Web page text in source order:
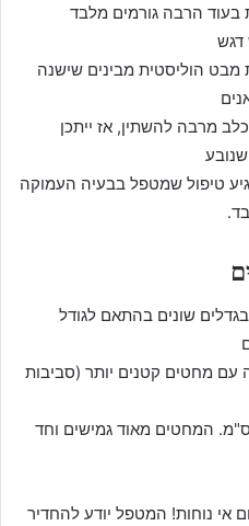
הרבה גורמים מלבד
דגש
הוליסטית מבינים שישנה
מרבה להשתין, אז ייתכן
טיפול שמטפל בבעיה העמוקה
שונים בהתאם לגודל
עם מחטים קטנים יותר (סביבות
ובכלבים גדולים יש מחטים עד 4 ס"מ. המחטים מאוד גמישים וחד
אי נוחות! המטפל יודע להחדיר